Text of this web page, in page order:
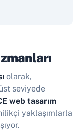
olarak,
seviyede
web tasarım
yaklaşımlarla